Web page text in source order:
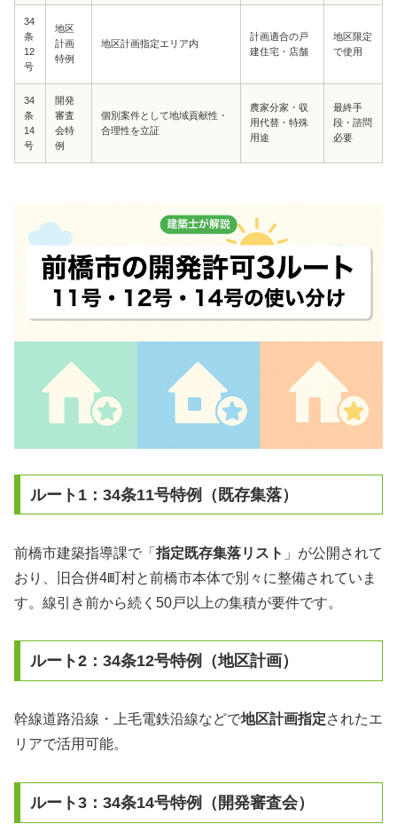
34
条
12
号
地区
計画
特例
地区計画指定エリア内
計画適合の戸
建住宅・店舗
地区限定
で使用
34
条
14
号
開発
審査
会特
例
個別案件として地域貢献性・
合理性を立証
農家分家・収
用代替・特殊
用途
最終手
段・諮問
必要
ルート1：34条11号特例（既存集落）
前橋市建築指導課で「 指定既存集落リスト 」が公開されて
おり、旧合併4町村と前橋市本体で別々に整備されていま
す。線引き前から続く50戸以上の集積が要件です。
ルート2：34条12号特例（地区計画）
幹線道路沿線・上毛電鉄沿線などで地区計画指定されたエ
リアで活用可能。
ルート3：34条14号特例（開発審査会）